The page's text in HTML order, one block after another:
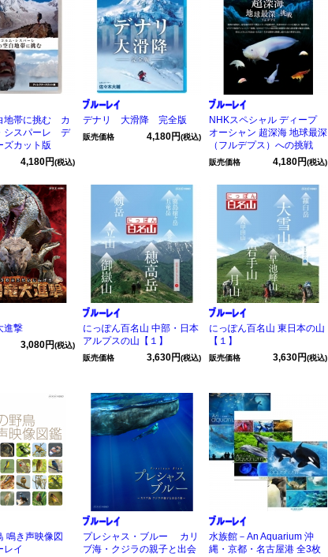
地帯に挑む カ
シスパーレ デ
ズカット版
4,180円(税込)
デナリ 大滑降 完全版
販売価格 4,180円(税込)
NHKスペシャル ディープ
オーシャン 超深海 地球最深
（フルデプス）への挑戦
販売価格 4,180円(税込)
進撃
3,080円(税込)
にっぽん百名山 中部・日本
アルプスの山【１】
販売価格 3,630円(税込)
にっぽん百名山 東日本の山
【１】
販売価格 3,630円(税込)
鳴き声映像図
イ
プレシャス・ブルー カリ
ブ海・クジラの親子と出会
水族館－An Aquarium 沖
縄・京都・名古屋港 全3枚